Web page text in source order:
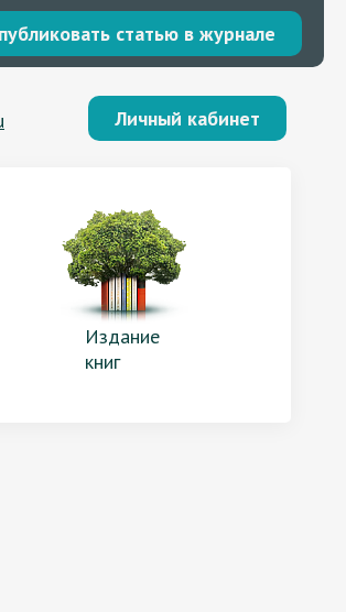
статью в журнале
Личный кабинет
Издание
книг